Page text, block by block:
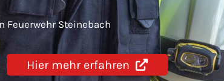
Feuerwehr Steinebach
Hier mehr erfahren